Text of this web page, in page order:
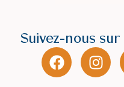
Suivez-nous
F
a
I
n